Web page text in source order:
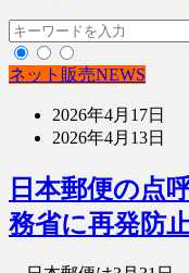
ネット販売NEWS
2026年4月17日
2026年4月13日
日本郵便の点
務省に再発防